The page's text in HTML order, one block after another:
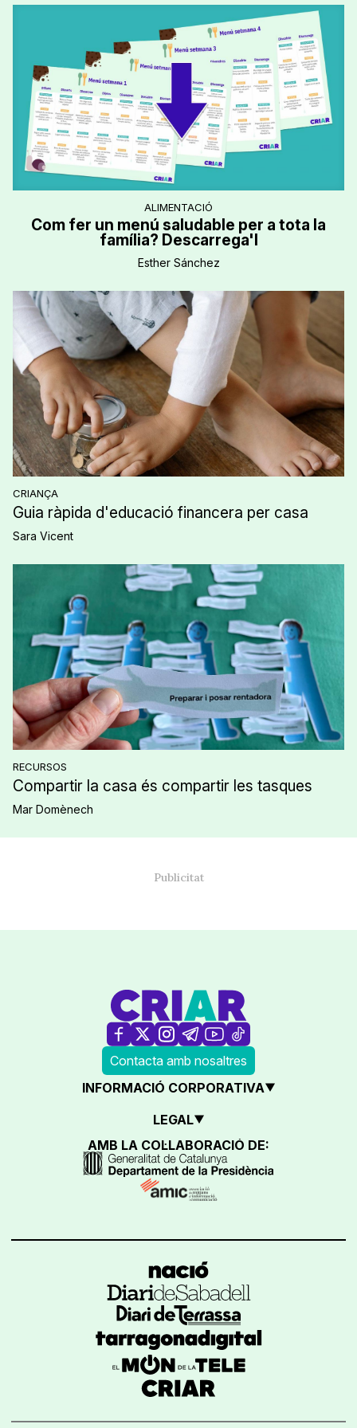
CRIANÇA
Guia ràpida d'educació financera per casa
Sara Vicent
RECURSOS
Compartir la casa és compartir les tasques
Mar Domènech
ALIMENTACIÓ
Com fer un menú saludable per a tota la
família? Descarrega'l
Esther Sánchez
Contacta amb nosaltres
INFORMACIÓ CORPORATIVA
LEGAL
AMB LA COL·LABORACIÓ DE: